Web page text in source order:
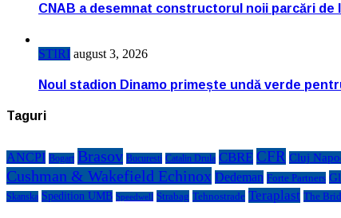
CNAB a desemnat constructorul noii parcări
STIRI august 3, 2026
Noul stadion Dinamo primește undă verde
Taguri
ANCPI Bogart Brasov Bucuresti Catalin Drula CBRE CFR Cluj
Cushman & Wakefield Echinox Dedeman Forte Partners
Skanska Spedition UMB Speedwell Strabag Tehnostrade Teraplast The